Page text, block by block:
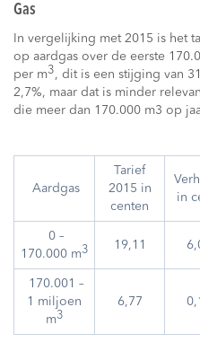
Gas
In vergelijking met 2015 is het
op aardgas over de eerste
per m3, dit is een stijging van
2,7%, maar dat is minder
die meer dan 170.000 m3 op
Aardgas
Tarief
2015 in
centen
in
0 –
170.000 m3 19,11
170.001 –
1 miljoen
m3
6,77